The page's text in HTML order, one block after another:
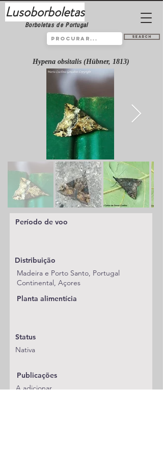
Lusoborboletas
Borboletas de Portugal
Search
Hypena obsitalis (Hübner, 1813)
Período de voo
Distribuição
Madeira e Porto Santo, Portugal
Continental, Açores
Planta alimentícia
Status
Nativa
Publicações
A adicionar